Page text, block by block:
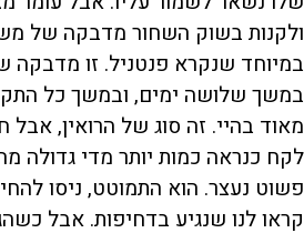
ולקנות בשוק השחור מדבקה של
במיוחד שנקרא פנטניל. זו מדבקה
במשך שלושה ימים, ובמשך כל
לקח כנראה כמות יותר מדי גדולה
פשוט נעצר. הוא התמוטט, ניסו
קראו לנו שנגיע בדחיפות. אבל